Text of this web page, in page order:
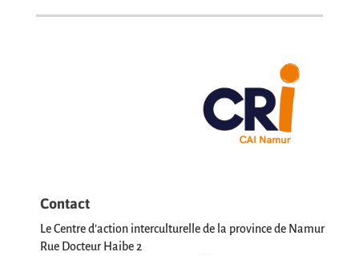
Contact
Le Centre d’action interculturelle de la province de Namur
Rue Docteur Haibe 2